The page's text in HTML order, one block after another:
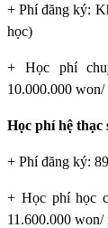
+ Phí đăng ký:
học)
+ Học phí
10.000.000
Học phí hệ thạc
+ Phí đăng ký:
+ Học phí học
11.600.000